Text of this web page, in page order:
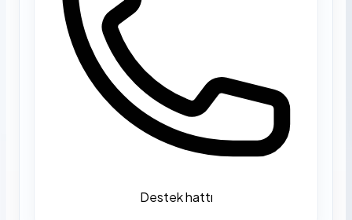
Destek hattı